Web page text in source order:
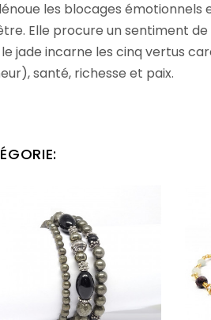
les blocages émotionnels
Elle procure un sentiment
jade incarne les cinq vertus
santé, richesse et paix.